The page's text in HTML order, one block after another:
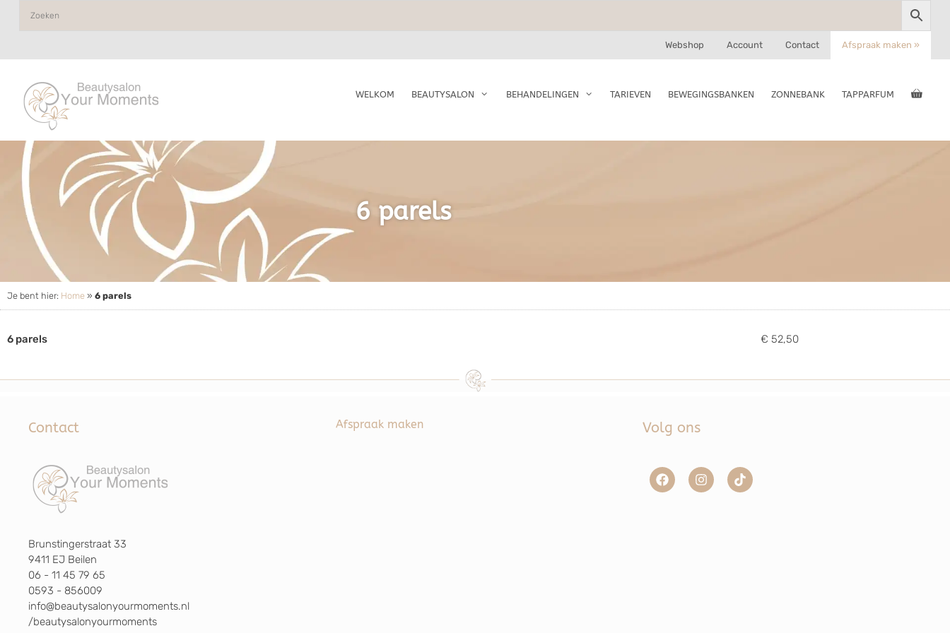
Webshop Account Contact Afspraak maken »
WELKOM BEAUTYSALON BEHANDELINGEN TARIEVEN BEWEGINGSBANKEN ZONNEBANK TAPPARFUM
6 parels
Je bent hier: Home » 6 parels
6 parels € 52,50
Contact
Brunstingerstraat 33
9411 EJ Beilen
06 - 11 45 79 65
0593 - 856009
info@beautysalonyourmoments.nl
/beautysalonyourmoments
Afspraak maken Volg ons